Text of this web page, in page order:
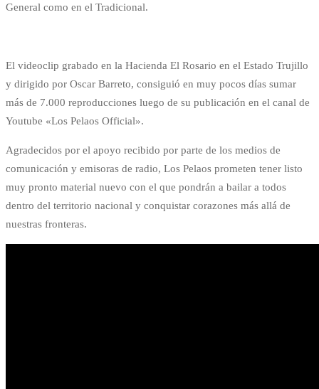
General como en el Tradicional.
El videoclip grabado en la Hacienda El Rosario en el Estado Trujillo
y dirigido por Oscar Barreto, consiguió en muy pocos días sumar
más de 7.000 reproducciones luego de su publicación en el canal de
Youtube «Los Pelaos Official».
Agradecidos por el apoyo recibido por parte de los medios de
comunicación y emisoras de radio, Los Pelaos prometen tener listo
muy pronto material nuevo con el que pondrán a bailar a todos
dentro del territorio nacional y conquistar corazones más allá de
nuestras fronteras.